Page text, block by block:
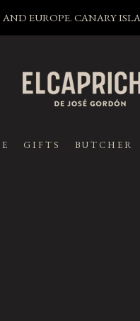
EUROPE. CANARY
GIFTS BUTCHER